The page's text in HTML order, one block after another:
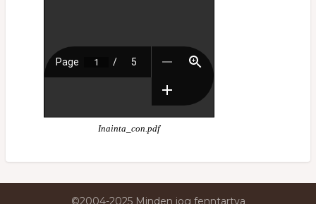
Inainta_con.pdf
©2004-2025 Minden jog fenntartva